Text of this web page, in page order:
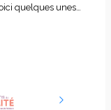
quelques unes…